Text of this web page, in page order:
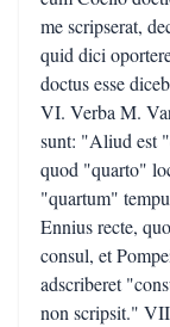
me scripserat,
quid dici
doctus esse
VI. Verba M.
sunt: "Aliud est
quod "quarto"
"quartum"
Ennius recte,
consul, et
adscriberet
non scripsit."